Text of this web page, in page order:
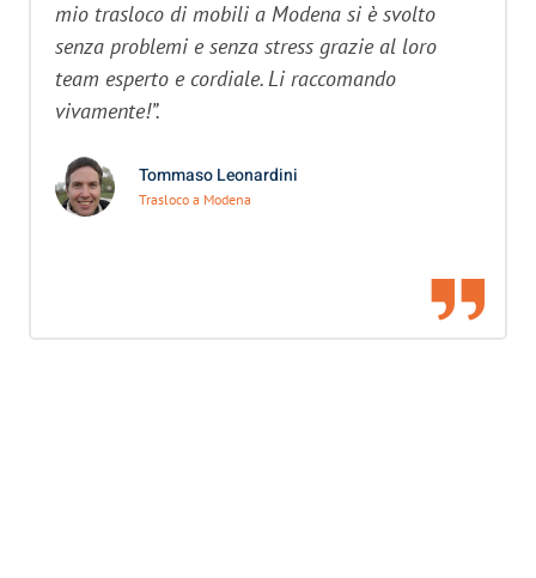
mio trasloco di mobili a Modena si è svolto
senza problemi e senza stress grazie al loro
team esperto e cordiale. Li raccomando
vivamente!”.
Tommaso Leonardini
Trasloco a Modena